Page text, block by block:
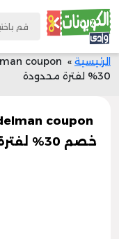
الرئيسية »
30% لفترة محدودة
خصم 30% لفترة محدودة